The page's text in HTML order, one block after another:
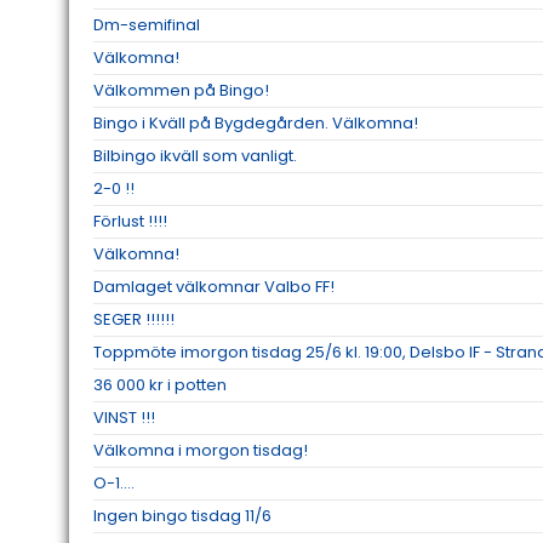
Dm-semifinal
Välkomna!
Välkommen på Bingo!
Bingo i Kväll på Bygdegården. Välkomna!
Bilbingo ikväll som vanligt.
2-0 !!
Förlust !!!!
Välkomna!
Damlaget välkomnar Valbo FF!
SEGER !!!!!!
Toppmöte imorgon tisdag 25/6 kl. 19:00, Delsbo IF -
36 000 kr i potten
VINST !!!
Välkomna i morgon tisdag!
O-1....
Ingen bingo tisdag 11/6